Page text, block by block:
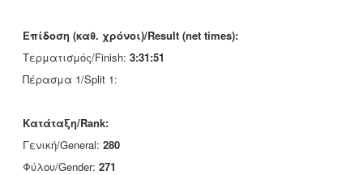
Επίδοση (καθ. χρόνοι)/Result (net times):
Τερματισμός/Finish: 3:31:51
Πέρασμα 1/Split 1:
Κατάταξη/Rank:
Γενική/General: 280
Φύλου/Gender: 271